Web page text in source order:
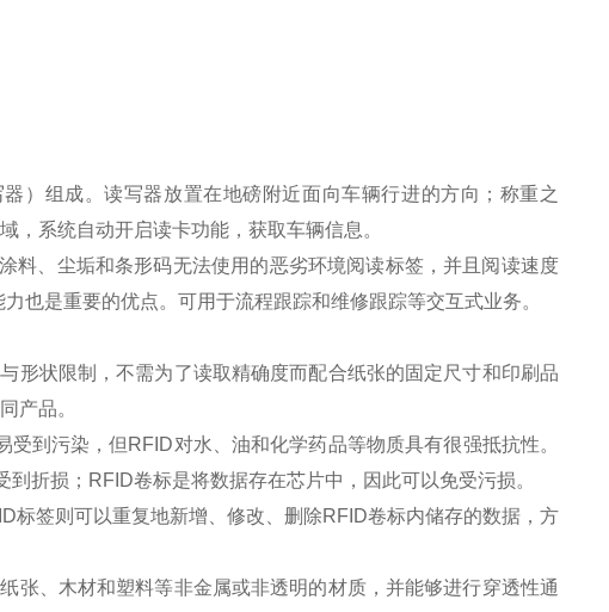
）组成。读写器放置在地磅附近面向车辆行进的方向；称重之
，系统自动开启读卡功能，获取车辆信息。
料、尘垢和条形码无法使用的恶劣环境阅读标签，并且阅读速度
也是重要的优点。可用于流程跟踪和维修跟踪等交互式业务。
状限制，不需为了读取精确度而配合纸张的固定尺寸和印刷品
产品。
到污染，但RFID对水、油和化学药品等物质具有很强抵抗性。
折损；RFID卷标是将数据存在芯片中，因此可以免受污损。
签则可以重复地新增、修改、删除RFID卷标内储存的数据，方
、木材和塑料等非金属或非透明的材质，并能够进行穿透性通